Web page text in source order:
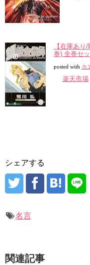
【在庫あ
巻) 全巻セッ
posted with カ
楽天市場
シェアする
名言
関連記事